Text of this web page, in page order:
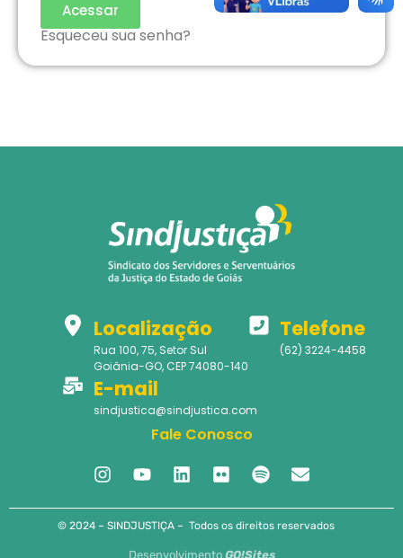
Acessar
Esqueceu sua senha?
Localização
Rua 100, 75, Setor Sul
Goiânia-GO, CEP 74080-140
Telefone
(62) 3224-4458
E-mail
sindjustica@sindjustica.com
Fale Conosco
© 2024 – SINDJUSTIÇA – Todos os direitos reservados
Desenvolvimento GO!Sites